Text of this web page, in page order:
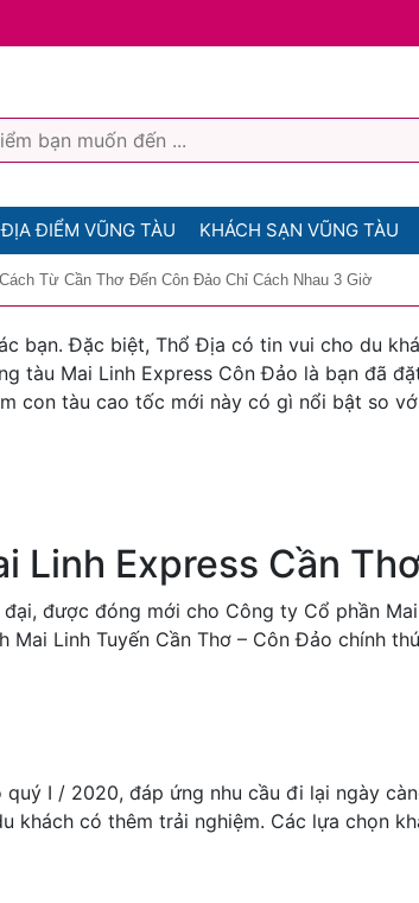
ĐỊA ĐIỂM VŨNG TÀU KHÁCH SẠN VŨNG TÀU
Từ Cần Thơ Đến Côn Đảo Chỉ Cách Nhau 3 Giờ
bạn. Đặc biệt, Thổ Địa có tin vui cho du
tàu Mai Linh Express Côn Đảo là bạn đã
con tàu cao tốc mới này có gì nổi bật so
Linh Express Cần
được đóng mới cho Công ty Cổ phần
Mai Linh Tuyến Cần Thơ – Côn Đảo chính
I / 2020, đáp ứng nhu cầu đi lại ngày
khách có thêm trải nghiệm. Các lựa chọn